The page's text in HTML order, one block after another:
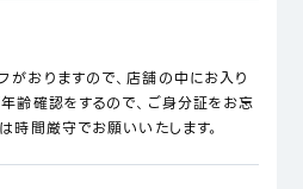
がおりますので、店舗の中にお入り
齢確認をするので、ご身分証をお忘
時間厳守でお願いいたします。